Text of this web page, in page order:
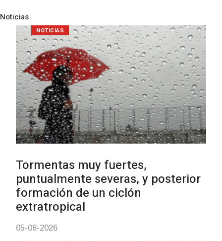
Noticias
Clases de Muai Thai en Complejo
Charrúa
NOTICIAS